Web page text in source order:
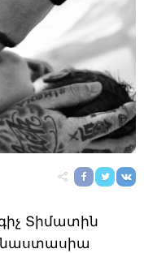
Տիմատին
Անաստասիա